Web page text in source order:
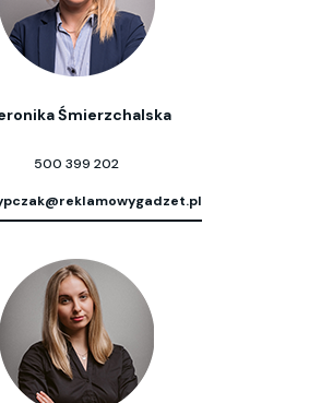
Śmierzchalska
500 399 202